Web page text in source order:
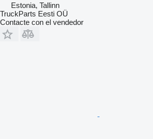
Estonia, Tallinn
TruckParts Eesti OÜ
Contacte con el vendedor